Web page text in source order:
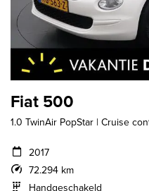
Fiat 500
1.0 TwinAir PopStar | Cruise
2017
72.294 km
Handgeschakeld